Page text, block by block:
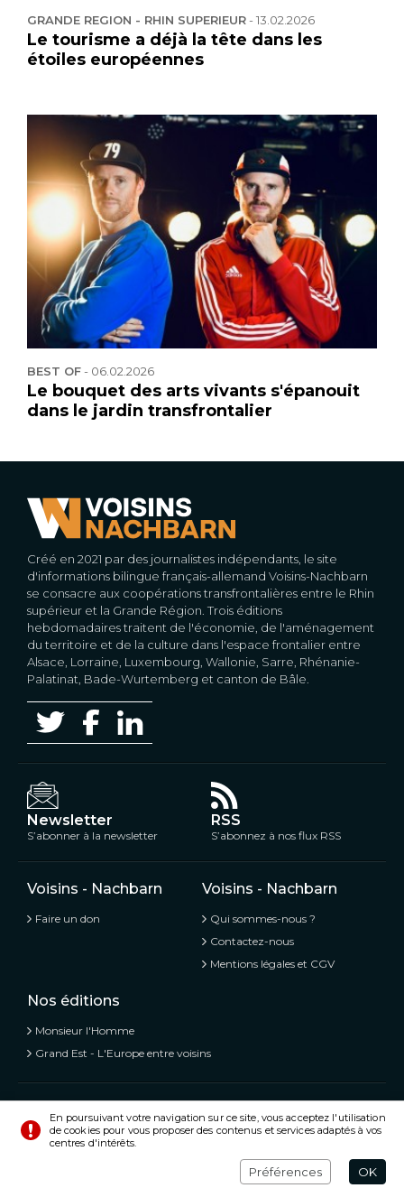
GRANDE REGION - RHIN SUPERIEUR-13.02.2026
Le tourisme a déjà la tête dans les
étoiles européennes
BEST OF- 06.02.2026
Le bouquet des arts vivants s'épanouit
dans le jardin transfrontalier
Créé en 2021 par des journalistes indépendants, le site
d'informations bilingue français-allemand Voisins-Nachbarn
se consacre aux coopérations transfrontalières entre le Rhin
supérieur et la Grande Région. Trois éditions
hebdomadaires traitent de l'économie, de l'aménagement
du territoire et de la culture dans l'espace frontalier entre
Alsace, Lorraine, Luxembourg, Wallonie, Sarre, Rhénanie-
Palatinat, Bade-Wurtemberg et canton de Bâle.
Newsletter
S’abonner à la newsletter
RSS
S’abonnez à nos flux RSS
Voisins - Nachbarn
Faire un don
Voisins - Nachbarn
Qui sommes-nous ?
Contactez-nous
Mentions légales et CGV
Nos éditions
Monsieur l'Homme
Grand Est - L'Europe entre voisins
Voisins - Nachbarn, L’information libre et mitoyenne
© Tous droits réservés 2020 - 2026
En poursuivant votre navigation sur ce site, vous acceptez l'utilisation
de cookies pour vous proposer des contenus et services adaptés à vos
centres d'intérêts.
Préférences OK